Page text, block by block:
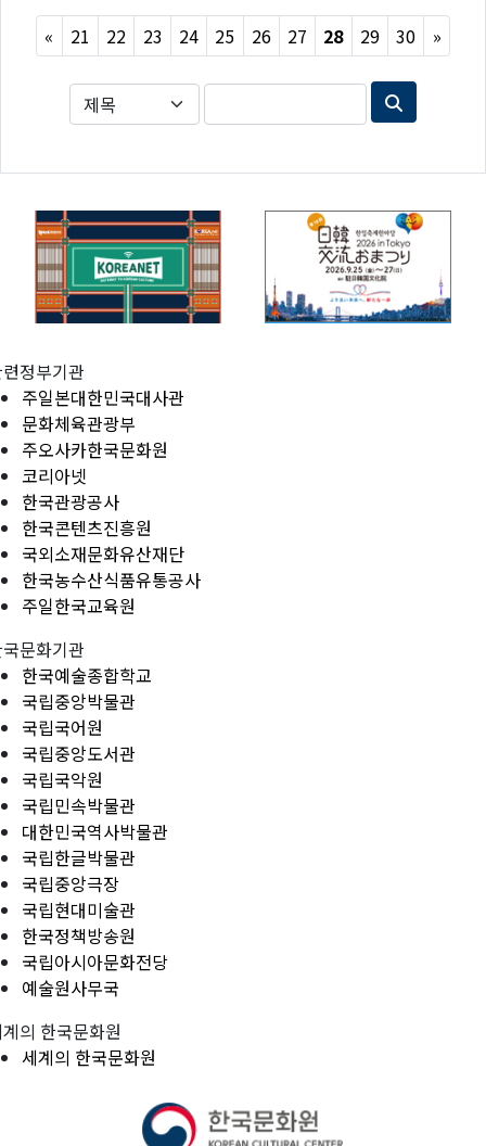
« Previous
21 22 23 24 25 26 27 28 29 30 »Next
정부기관
주일본대한민국대사관
문화체육관광부
주오사카한국문화원
코리아넷
한국관광공사
한국콘텐츠진흥원
국외소재문화유산재단
한국농수산식품유통공사
주일한국교육원
문화기관
한국예술종합학교
국립중앙박물관
국립국어원
국립중앙도서관
국립국악원
국립민속박물관
대한민국역사박물관
국립한글박물관
국립중앙극장
국립현대미술관
한국정책방송원
국립아시아문화전당
예술원사무국
의 한국문화원
세계의 한국문화원